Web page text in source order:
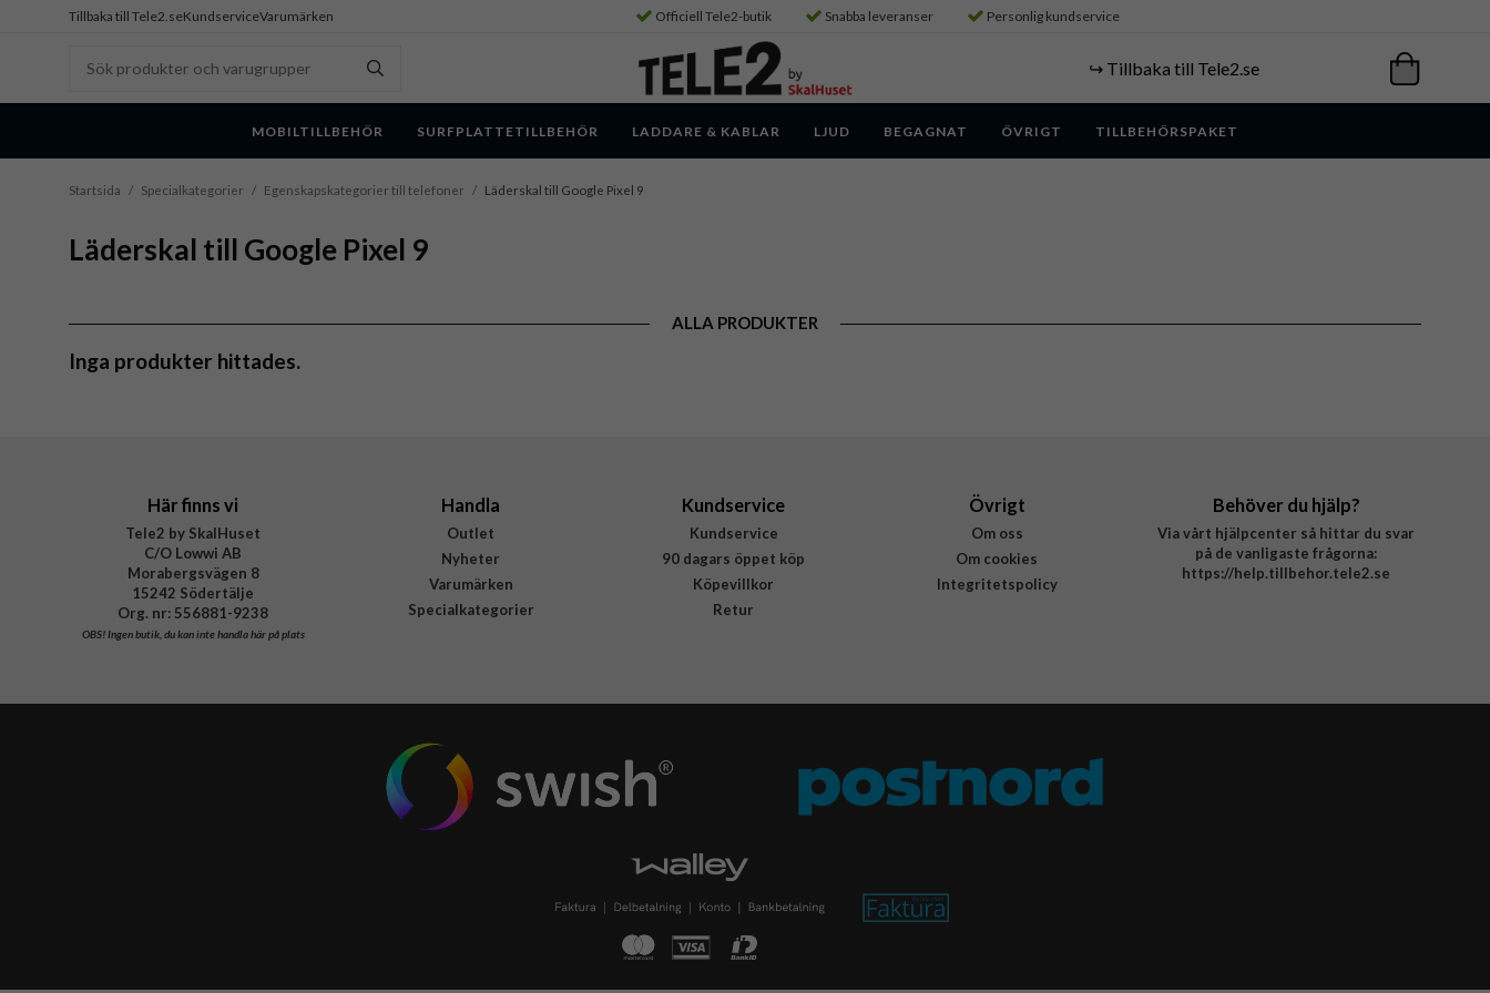
Tillbaka till Tele2.seKundserviceVarumärken Officiell Tele2-butik Snabba leveranser Personlig kundservice
↪️ Tillbaka till Tele2.se
MOBILTILLBEHÖR SURFPLATTETILLBEHÖR LADDARE & KABLAR LJUD BEGAGNAT ÖVRIGT TILLBEHÖRSPAKET
Startsida / Specialkategorier / Egenskapskategorier till telefoner / Läderskal till Google Pixel 9
Läderskal till Google Pixel 9
ALLA PRODUKTER
Inga produkter hittades.
Här finns vi
Tele2 by SkalHuset
C/O Lowwi AB
Morabergsvägen 8
15242 Södertälje
Org. nr: 556881-9238
OBS!Ingen butik, du kan inte handla här på plats
Handla
Outlet
Nyheter
Varumärken
Specialkategorier
Kundservice
Kundservice
90 dagars öppet köp
Köpevillkor
Retur
Övrigt
Om oss
Om cookies
Integritetspolicy
Behöver du hjälp?
Via vårt hjälpcenter så hittar du svar
på de vanligaste frågorna:
https://help.tillbehor.tele2.se